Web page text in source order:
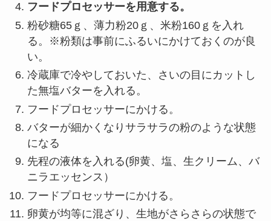
フードプロセッサーを用意する。
粉砂糖65ｇ、薄力粉20ｇ、米粉160ｇを入れ
る。※粉類は事前にふるいにかけておくのが良
い。
冷蔵庫で冷やしておいた、さいの目にカットし
た無塩バターを入れる。
フードプロセッサーにかける。
バターが細かくなりサラサラの粉のような状態
になる
先程の液体を入れる(卵黄、塩、生クリーム、バ
ニラエッセンス）
フードプロセッサーにかける。
卵黄が均等に混ざり、生地がさらさらの状態で